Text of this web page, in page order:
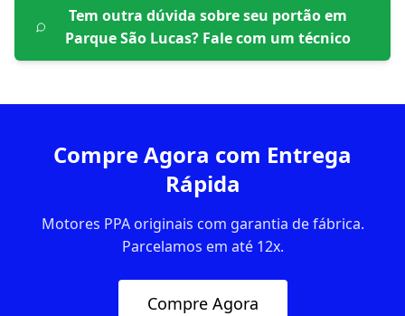
Tem outra dúvida sobre seu portão em
Parque São Lucas? Fale com um técnico
Compre Agora com Entrega
Rápida
Motores PPA originais com garantia de fábrica.
Parcelamos em até 12x.
Compre Agora